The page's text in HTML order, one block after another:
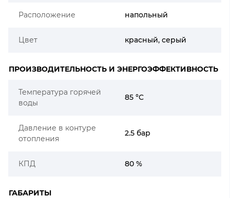
Расположение напольный
Цвет красный, серый
ПРОИЗВОДИТЕЛЬНОСТЬ И ЭНЕРГОЭФФЕКТИВНОСТЬ
Температура горячей
воды
85 °C
Давление в контуре
отопления
2.5 бар
КПД 80 %
ГАБАРИТЫ